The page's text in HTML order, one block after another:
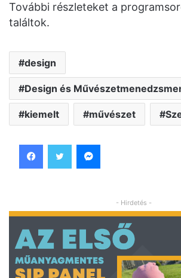
További részleteket a
találtok.
design
Design és
kiemelt művészet
- Hirdetés -